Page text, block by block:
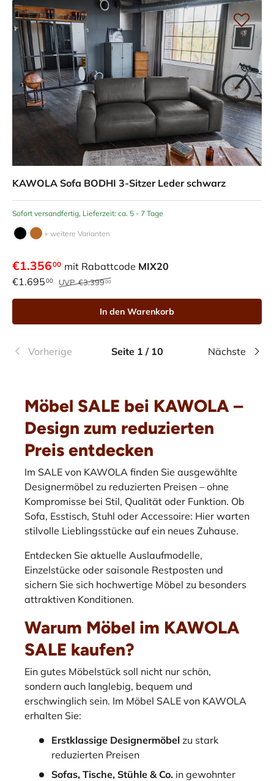
KAWOLA Sofa BODHI 3-Sitzer Leder schwarz
Sofort versandfertig, Lieferzeit: ca. 5 - 7 Tage
+ weitere Varianten
€1.35600 mit Rabattcode MIX20
€1.69500 UVP€3.39900
In den Warenkorb
Vorherige Seite 1 / 10 Nächste
Möbel SALE bei KAWOLA –
Design zum reduzierten
Preis entdecken
Im SALE von KAWOLA finden Sie ausgewählte
Designermöbel zu reduzierten Preisen – ohne
Kompromisse bei Stil, Qualität oder Funktion. Ob
Sofa, Esstisch, Stuhl oder Accessoire: Hier warten
stilvolle Lieblingsstücke auf ein neues Zuhause.
Entdecken Sie aktuelle Auslaufmodelle,
Einzelstücke oder saisonale Restposten und
sichern Sie sich hochwertige Möbel zu besonders
attraktiven Konditionen.
Warum Möbel im KAWOLA
SALE kaufen?
Ein gutes Möbelstück soll nicht nur schön,
sondern auch langlebig, bequem und
erschwinglich sein. Im Möbel SALE von KAWOLA
erhalten Sie:
Erstklassige Designermöbel zu stark
reduzierten Preisen
Sofas, Tische, Stühle & Co. in gewohnter